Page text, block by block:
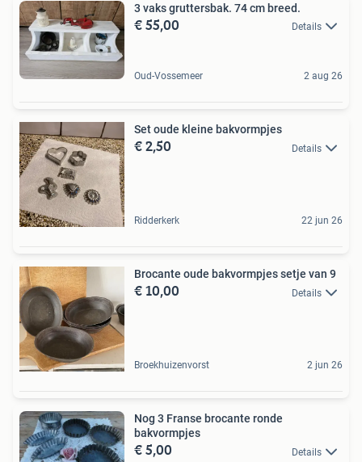
3 vaks gruttersbak. 74 cm breed.
€ 55,00 Details
Oud-Vossemeer 2 aug 26
Set oude kleine bakvormpjes
€ 2,50 Details
Ridderkerk 22 jun 26
Brocante oude bakvormpjes setje van 9
€ 10,00 Details
Broekhuizenvorst 2 jun 26
Nog 3 Franse brocante ronde
bakvormpjes
€ 5,00 Details